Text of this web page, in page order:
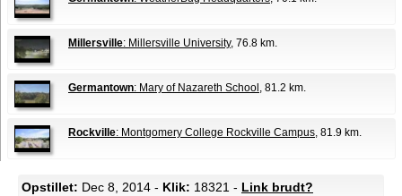
Millersville: Millersville University, 76.8 km.
Germantown: Mary of Nazareth School , 81.2 km.
Rockville: Montgomery College Rockville Campus, 81.9 km.
Opstillet: Dec 8, 2014 - Klik: 18321 - Link brudt?